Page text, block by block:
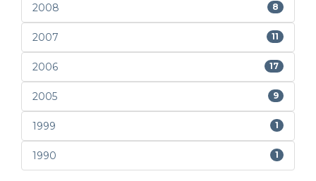
2008 8
2007 11
2006 17
2005 9
1999 1
1990 1